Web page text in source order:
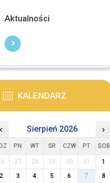
Aktualności
KALENDARZ
‹ Sierpień 2026 ›
PN WT ŚR CZW PT SOB
27 28 29 30 31
1
2
3 4 5 6 7
8